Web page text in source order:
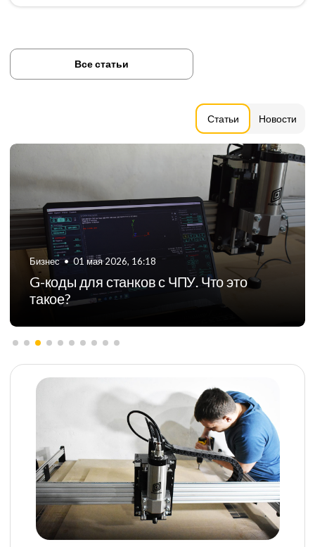
Статьи Новости
Все статьи
Бизнес • 06 августа 2024, 11:21
ТОП-5 российских производителей
фрезерных станков с ЧПУ